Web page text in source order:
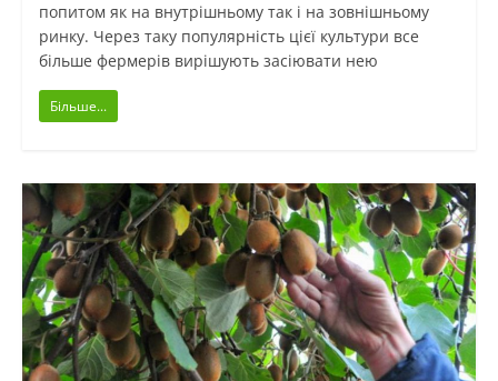
попитом як на внутрішньому так і на зовнішньому
ринку. Через таку популярність цієї культури все
більше фермерів вирішують засіювати нею
Більше...